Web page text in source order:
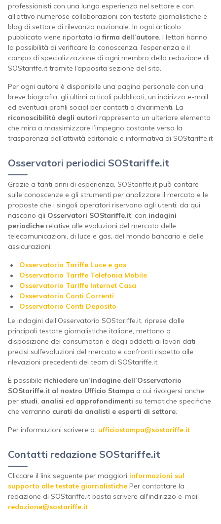
professionisti con una lunga esperienza nel settore e con
all’attivo numerose collaborazioni con testate giornalistiche e
blog di settore di rilevanza nazionale. In ogni articolo
pubblicato viene riportata lafirma dell’autore. I lettori hanno
la possibilità di verificare la conoscenza, l’esperienza e il
campo di specializzazione di ogni membro della redazione di
SOStariffe.it tramite l’apposita sezione del sito.
Per ogni autore è disponibile una pagina personale con una
breve biografia, gli ultimi articoli pubblicati, un indirizzo e-mail
ed eventuali profili social per contatti o chiarimenti. La
riconoscibilità degli autori rappresenta un ulteriore elemento
che mira a massimizzare l’impegno costante verso la
trasparenza dell’attività editoriale e informativa di SOStariffe.it
Osservatori periodici SOStariffe.it
Grazie a tanti anni di esperienza, SOStariffe.it può contare
sulle conoscenze e gli strumenti per analizzare il mercato e le
proposte che i singoli operatori riservano agli utenti: da qui
nascono gli Osservatori SOStariffe.it, con indagini
periodiche relative alle evoluzioni del mercato delle
telecomunicazioni, di luce e gas, del mondo bancario e delle
assicurazioni:
Osservatorio Tariffe Luce e gas
Osservatorio Tariffe Telefonia Mobile
Osservatorio Tariffe Internet Casa
Osservatorio Conti Correnti
Osservatorio Conti Deposito
Le indagini dell’Osservatorio SOStariffe.it, riprese dalle
principali testate giornalistiche italiane, mettono a
disposizione dei consumatori e degli addetti ai lavori dati
precisi sull’evoluzioni del mercato e confronti rispetto alle
rilevazioni precedenti del team di SOStariffe.it.
È possibile richiedere un’indagine dell’Osservatorio
SOStariffe.it al nostro Ufficio Stampa a cui rivolgersi anche
per studi, analisi ed approfondimenti su tematiche specifiche
che verranno curati da analisti e esperti di settore.
Per informazioni scrivere a: ufficiostampa@sostariffe.it
Contatti redazione SOStariffe.it
Cliccare il link seguente per maggiori informazioni sul
supporto alle testate giornalistiche Per contattare la
redazione di SOStariffe.it basta scrivere all'indirizzo e-mail
redazione@sostariffe.it.